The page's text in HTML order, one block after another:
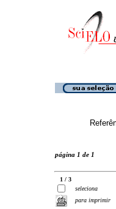
página 1 de 1
1 / 3
seleciona
para imprimir